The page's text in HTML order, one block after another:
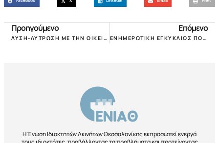
Προηγούμενο
ΛΥΣΗ-ΛΥΤΡΩΣΗ ΜΕ ΤΗΝ ΟΙΚΕΙΟΘΕΛΗ ΔΗΛΩΣΗ ΠΡΟΣΘΕΤΩΝ ΤΕΤΡΑΓΩΝΙΚΩΝ ΣΤΟΥΣ ΔΗΜΟΥΣ ΧΩΡΙΣ ΠΡΟΣΤΙΜΑ ΚΑΙ ΑΝΑΔΡΟΜΙΚΑ!
Επόμενο
ΕΝΗΜΕΡΩΤΙΚΗ ΕΓΚΥΚΛΙΟΣ ΠΟΜΙΔΑ ΜΕ ΑΦΟΡΜΗ ΕΡΩΤΗΜΑΤΑ ΤΟΥ ΔΗΜΟΥ ΦΛΩΡΙΝΑΣ ΓΙΑ ΤΗ ΡΥΘΜΙΣΗ ΑΠΑΛΛΑΓΗΣ ΑΠΟ ΔΗΜΟΤΙΚΟΥΣ ΦΟΡΟΥΣ ΚΑΙ ΤΕΛΗ ΑΔΗΛΩΤΩΝ ΕΠΙΦΑΝΕΙΩΝ ΑΚΙΝΗΤΩΝ!
Η Ένωση Ιδιοκτητών Ακινήτων Θεσσαλονίκης εκπροσωπεί ενεργά